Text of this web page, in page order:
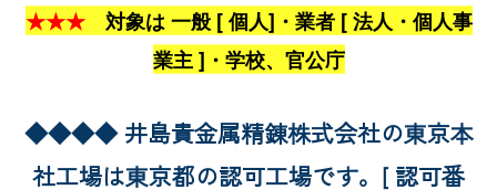
★★★ 対象は 一般 [ 個人]・業者 [ 法人・個人事
業主 ]・学校、官公庁
◆◆◆◆ 井島貴金属精錬株式会社の東京本
社工場は東京都の認可工場です。[ 認可番